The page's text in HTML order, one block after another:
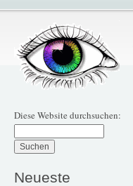
Diese Website durchsuchen:
Neueste